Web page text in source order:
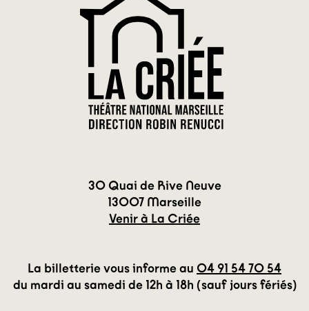
30 Quai de Rive Neuve
13007 Marseille
Venir à La Criée
La billetterie vous informe au 04 91 54 70 54
du mardi au samedi de 12h à 18h (sauf jours fériés)